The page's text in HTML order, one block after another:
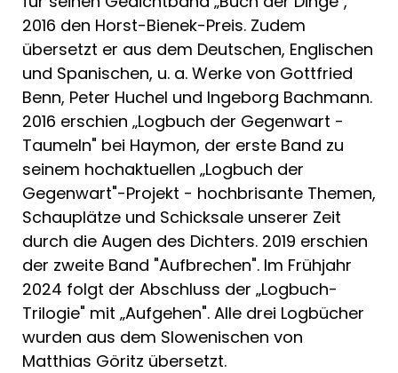
2016 den Horst-Bienek-Preis. Zudem
übersetzt er aus dem Deutschen, Englischen
und Spanischen, u. a. Werke von Gottfried
Benn, Peter Huchel und Ingeborg Bachmann.
2016 erschien „Logbuch der Gegenwart -
Taumeln" bei Haymon, der erste Band zu
seinem hochaktuellen „Logbuch der
Gegenwart"-Projekt - hochbrisante Themen,
Schauplätze und Schicksale unserer Zeit
durch die Augen des Dichters. 2019 erschien
der zweite Band "Aufbrechen". Im Frühjahr
2024 folgt der Abschluss der „Logbuch-
Trilogie" mit „Aufgehen". Alle drei Logbücher
wurden aus dem Slowenischen von
Matthias Göritz übersetzt.